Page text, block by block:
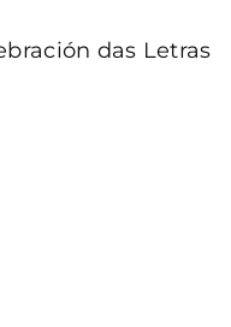
das Letras